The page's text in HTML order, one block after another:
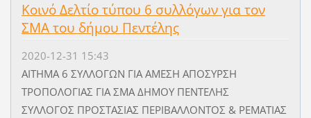
Koινό Δελτίο τύπου 6 συλλόγων για τον
ΣΜΑ του δήμου Πεντέλης
2020-12-31 15:43
ΑΙΤΗΜΑ 6 ΣΥΛΛΟΓΩΝ ΓΙΑ ΑΜΕΣΗ ΑΠΟΣΥΡΣΗ
ΤΡΟΠΟΛΟΓΙΑΣ ΓΙΑ ΣΜΑ ΔΗΜΟΥ ΠΕΝΤΕΛΗΣ
ΣΥΛΛΟΓΟΣ ΠΡΟΣΤΑΣΙΑΣ ΠΕΡΙΒΑΛΛΟΝΤΟΣ & ΡΕΜΑΤΙΑΣ